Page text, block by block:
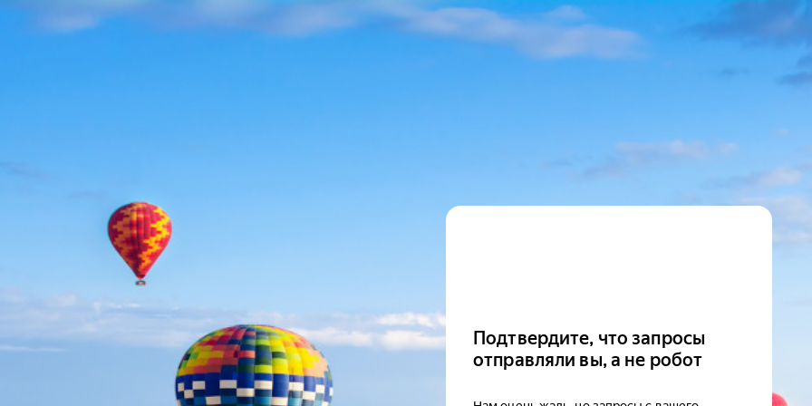
Подтвердите, что запросы
отправляли вы, а не робот